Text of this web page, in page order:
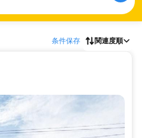
条件保存 関連度順